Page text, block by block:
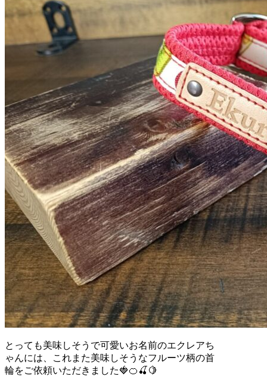
とっても美味しそうで可愛いお名前のエクレアち
ゃんには、これまた美味しそうなフルーツ柄の首
輪をご依頼いただきました🍓🍊🍒🍋